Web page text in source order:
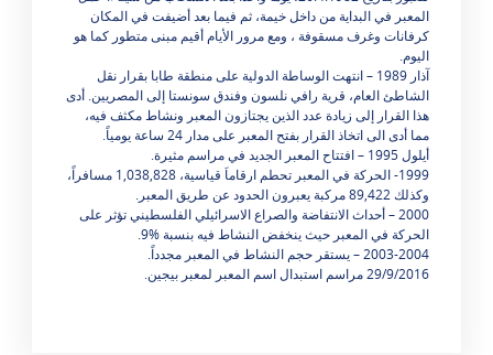
المعبر في البداية من داخل خيمة، ثم فيما بعد أضيفت في المكان
كرفانات وغرف مسقوفة ، ومع مرور الأيام أقيم مبنى متطور كما هو
اليوم.
آذار 1989 – انتهت الوساطة الدولية على منطقة طابا بقرار نقل
الشاطئ العام، قرية رافي نلسون وفندق سونستا إلى المصريين. أدى
هذا القرار إلى زيادة عدد الذين يجتازون المعبر ونشاط مكثف فيه،
مما أدى الى اتخاذ القرار بفتح المعبر على مدار 24 ساعة يومياً.
أيلول 1995 – افتتاح المعبر الجديد في مراسم مثيرة.
1999- الحركة في المعبر تحطم ارقاماَ قياسية، 1,038,828 مسافراً،
وكذلك 89,422 مركبة يعبرون الحدود عن طريق المعبر.
2000 – أحداث الانتفاضة والصراع الاسرائيلي الفلسطيني تؤثر على
الحركة في المعبر حيث ينخفض النشاط فيه بنسبة %9.
2003-2004 – يستقر حجم النشاط في المعبر مجدداً.
29/9/2016 مراسم استبدال اسم المعبر لمعبر بيجين.